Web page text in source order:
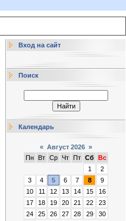
Вход на сайт
Поиск
Календарь
« Август 2026 »
Пн
Вт Ср Чт Пт Сб Вс
1
2
3
4 5 6 7 8
9
10
11 12 13 14 15
16
17
18 19 20 21 22
23
24
25 26 27 28 29
30